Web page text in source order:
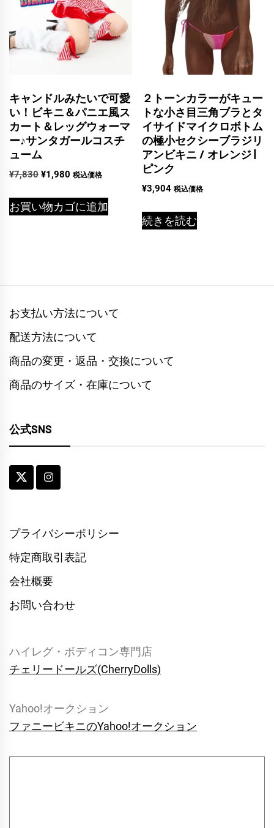
キャンドルみたいで可愛
い！ビキニ＆パニエ風ス
カート＆レッグウォーマ
ー♪サンタガールコスチ
ューム
¥7,830 元
価
格
¥1,980 現
の
価
税込価格
お買い物カゴに追加
２トーンカラーがキュー
トな小さ目三角ブラとタ
イサイドマイクロボトム
の極小セクシーブラジリ
アンビキニ / オレンジ |
ピンク
¥3,904 税込価格
続きを読む
お支払い方法について
配送方法について
商品の変更・返品・交換について
商品のサイズ・在庫について
公式SNS
プライバシーポリシー
特定商取引表記
会社概要
お問い合わせ
ハイレグ・ボディコン専門店
チェリードールズ(CherryDolls)
Yahoo!オークション
ファニービキニのYahoo!オークション